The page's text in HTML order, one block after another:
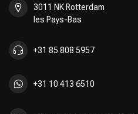
3011 NK Rotterdam
les Pays-Bas
+31 85 808 5957
+31 10 413 6510